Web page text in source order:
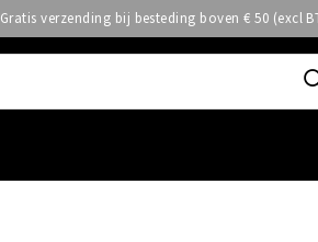
Gratis verzending bij besteding boven € 50 (excl